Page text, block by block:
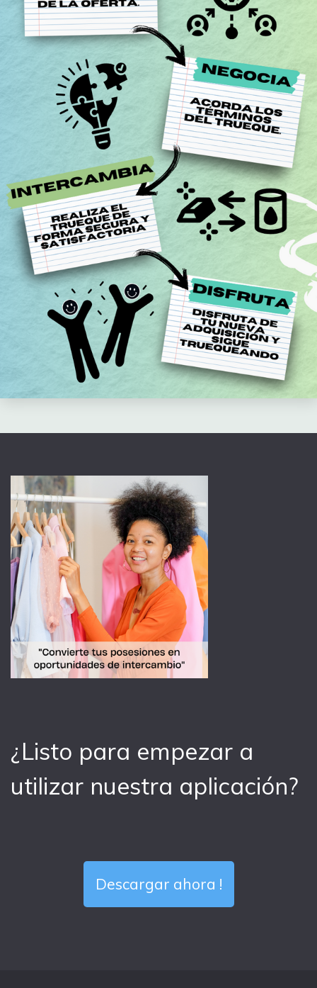
¿Listo para empezar a
utilizar nuestra aplicación?
Descargar ahora !